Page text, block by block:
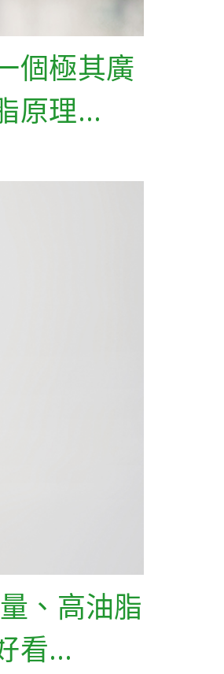
個極其廣
原理…
、高油脂
看…